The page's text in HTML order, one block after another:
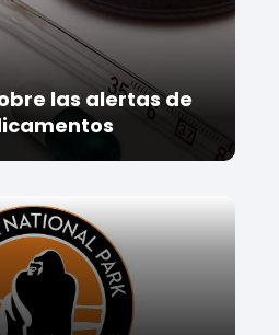
las alertas de